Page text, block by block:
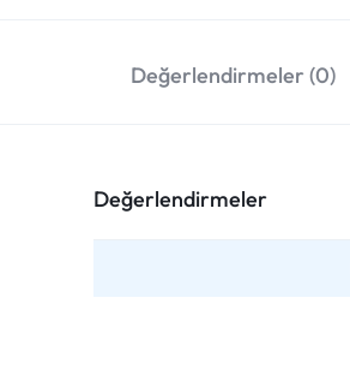
Değerlendirmeler (0)
Değerlendirmeler